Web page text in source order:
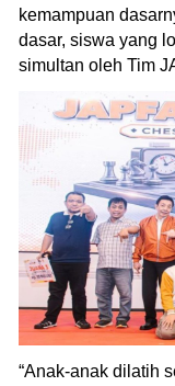
kemampuan
dasar, siswa yang
simultan oleh Tim
“Anak-anak dilatih